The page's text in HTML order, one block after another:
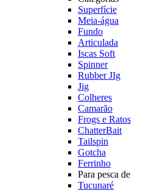
Superfície
Meia-água
Fundo
Articulada
Iscas Soft
Spinner
Rubber JIg
Jig
Colheres
Camarão
Frogs e Ratos
ChatterBait
Tailspin
Gotcha
Ferrinho
Para pesca de
Tucunaré